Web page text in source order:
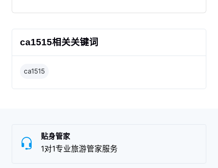
ca1515相关关键词
ca1515
贴身管家
1对1专业旅游管家服务